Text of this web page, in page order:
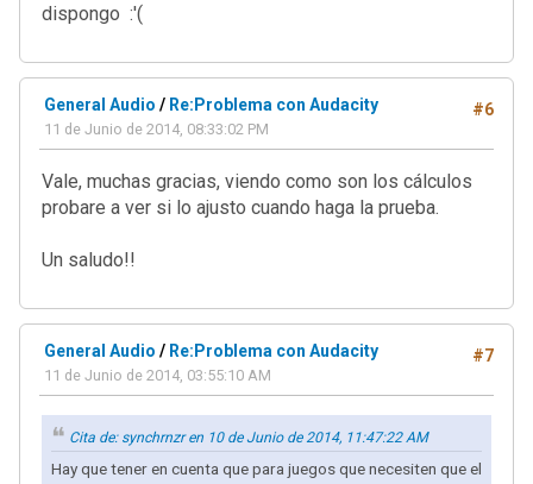
dispongo :'(
#6
General Audio / Re:Problema con Audacity
11 de Junio de 2014, 08:33:02 PM
Vale, muchas gracias, viendo como son los cálculos
probare a ver si lo ajusto cuando haga la prueba.
Un saludo!!
#7
General Audio / Re:Problema con Audacity
11 de Junio de 2014, 03:55:10 AM
Cita de: synchrnzr en 10 de Junio de 2014, 11:47:22 AM
Hay que tener en cuenta que para juegos que necesiten que el